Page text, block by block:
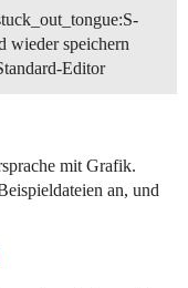
wieder speichern
Editor
mit Grafik.
an, und